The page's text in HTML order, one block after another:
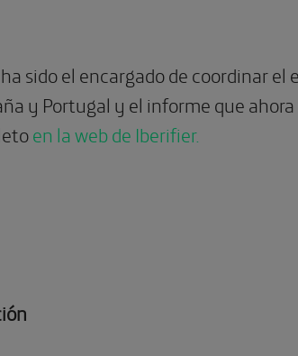
sido el encargado de coordinar el
y Portugal y el informe que
en la web de Iberifier.